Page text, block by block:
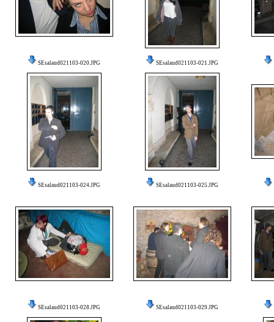
SEsalaud021103-020.JPG SEsalaud021103-021.JPG
SEsalaud021103-024.JPG SEsalaud021103-025.JPG
SEsalaud021103-028.JPG SEsalaud021103-029.JPG